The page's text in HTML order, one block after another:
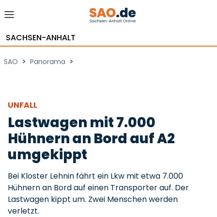
SACHSEN-ANHALT
SAO > Panorama >
UNFALL
Lastwagen mit 7.000
Hühnern an Bord auf A2
umgekippt
Bei Kloster Lehnin fährt ein Lkw mit etwa 7.000
Hühnern an Bord auf einen Transporter auf. Der
Lastwagen kippt um. Zwei Menschen werden
verletzt.